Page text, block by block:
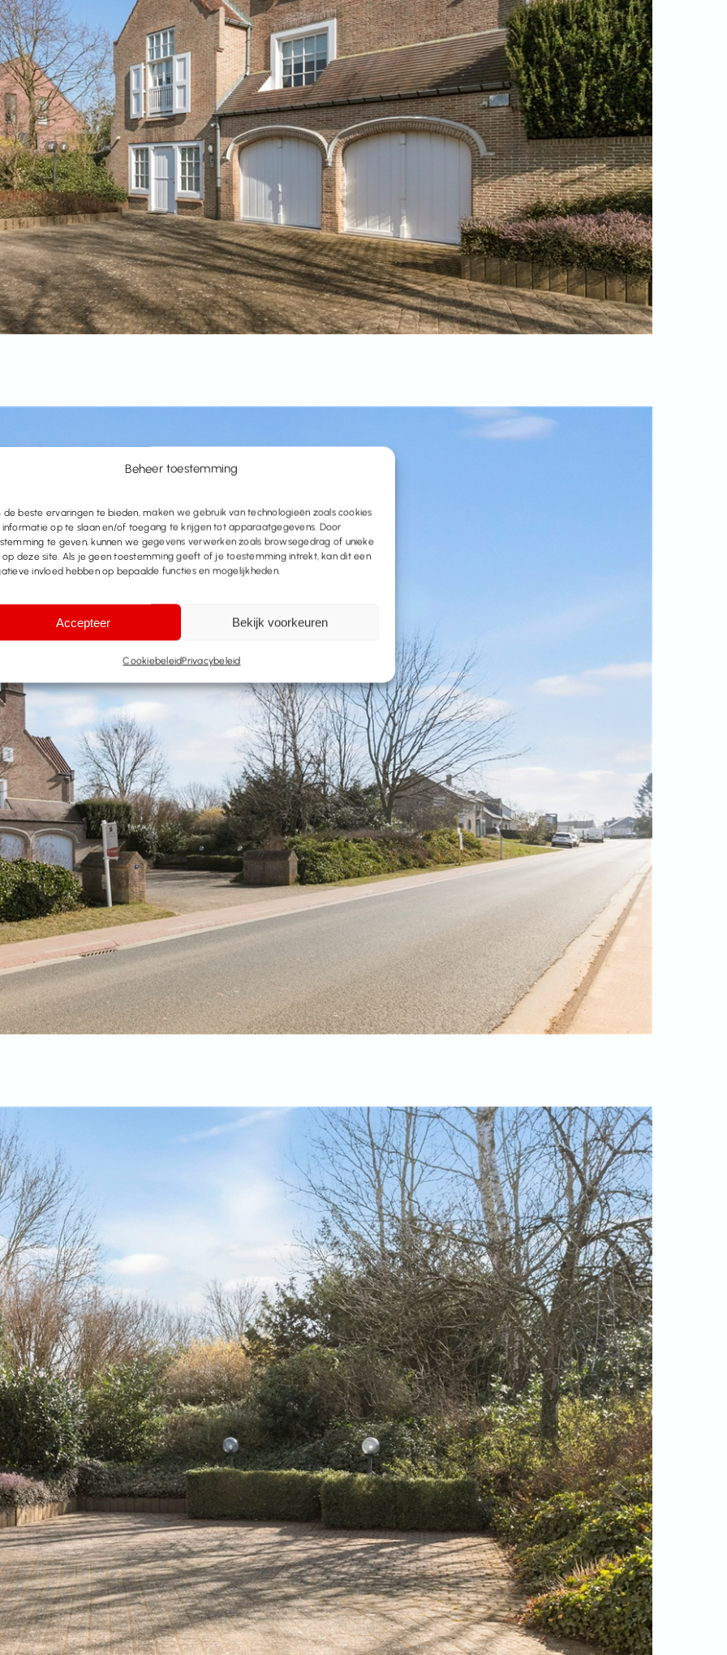
Beheer toestemming
de beste ervaringen te bieden, maken we gebruik van technologieën zoals cookies
op te slaan en/of toegang te krijgen tot apparaatgegevens. Door
te geven, kunnen we gegevens verwerken zoals browsegedrag of unieke
op deze site. Als je geen toestemming geeft of je toestemming intrekt, kan dit een
invloed hebben op bepaalde functies en mogelijkheden.
Accepteer Bekijk voorkeuren
CookiebeleidPrivacybeleid